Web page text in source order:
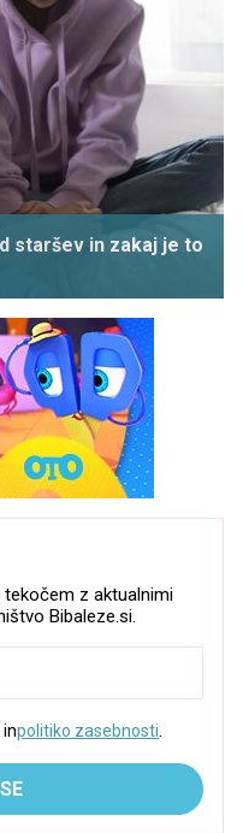
staršev in zakaj je to
tekočem z aktualnimi
Bibaleze.si.
inpolitiko zasebnosti.